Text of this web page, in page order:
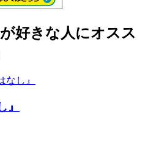
好きな人にオスス
』